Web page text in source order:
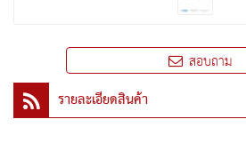
สอบถาม
รายละเอียดสินค้า